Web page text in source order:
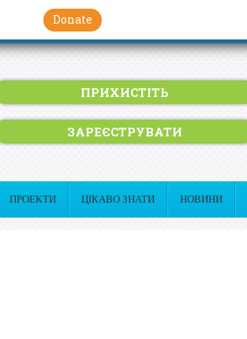
Donate
ПРИХИСТІТЬ
ЗАРЕЄСТРУВАТИ
ПРОЕКТИ ЦІКАВО ЗНАТИ НОВИНИ